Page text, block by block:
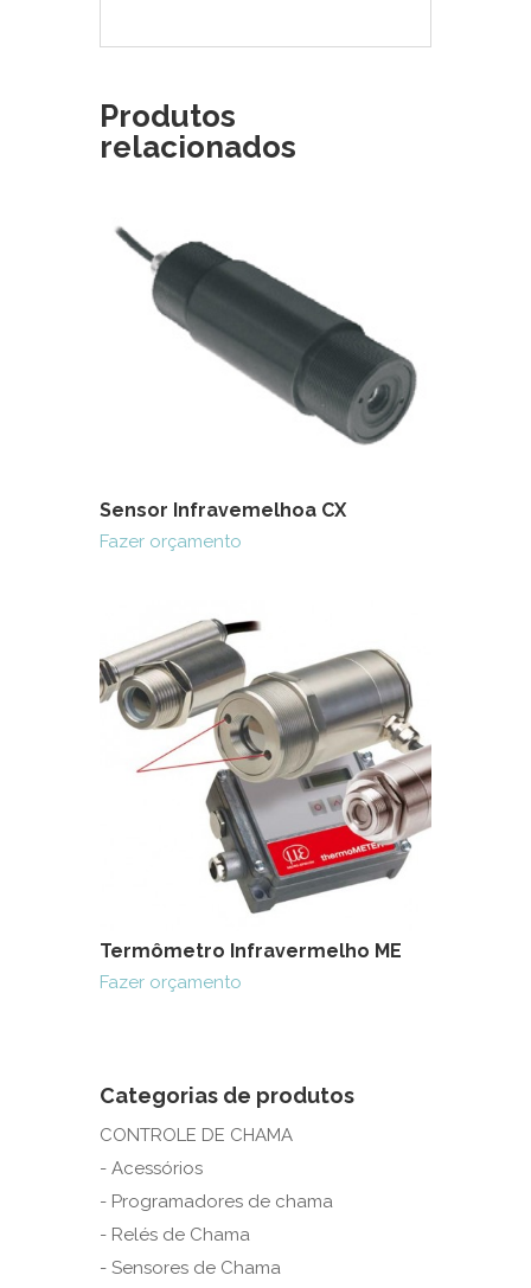
Produtos
relacionados
Sensor Infravemelhoa CX
Fazer orçamento
Termômetro Infravermelho ME
Fazer orçamento
Categorias de produtos
CONTROLE DE CHAMA
- Acessórios
- Programadores de chama
- Relés de Chama
- Sensores de Chama